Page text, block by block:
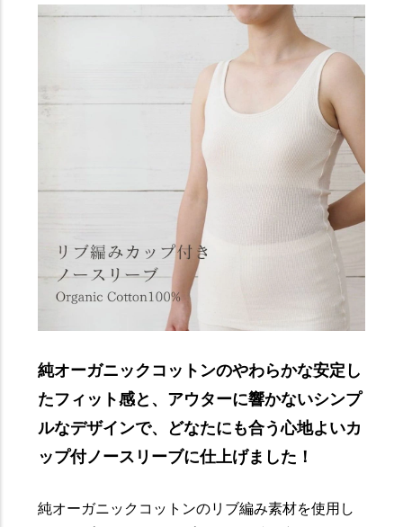
純オーガニックコットンのやわらかな安定し
たフィット感と、アウターに響かないシンプ
ルなデザインで、どなたにも合う心地よいカ
ップ付ノースリーブに仕上げました！
純オーガニックコットンのリブ編み素材を使用し